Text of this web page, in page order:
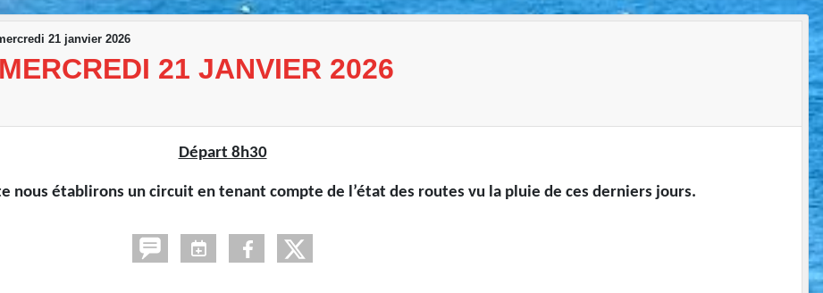
21 janvier 2026
21 JANVIER 2026
Départ 8h30
nous établirons un circuit en tenant compte de l’état des routes vu la pluie de ces derniers jours.